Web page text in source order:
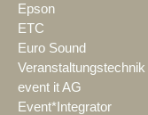
Epson
ETC
Euro Sound
Veranstaltungstechnik
event it AG
Event*Integrator